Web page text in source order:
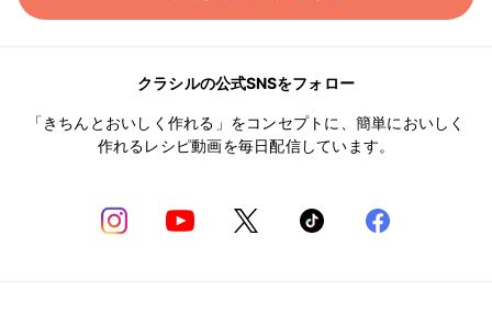
クラシルの公式SNSをフォロー
「きちんとおいしく作れる」をコンセプトに、簡単においしく
作れるレシピ動画を毎日配信しています。